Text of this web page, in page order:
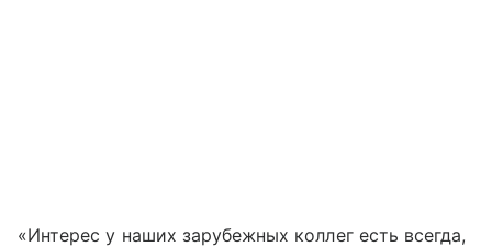
«Интерес у наших зарубежных коллег есть всегда,